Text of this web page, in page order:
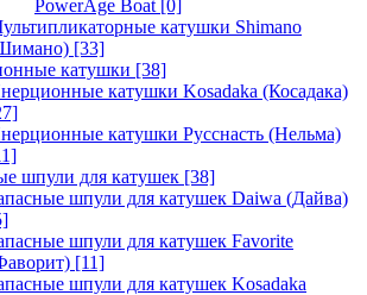
PowerAge Boat [0]
катушки Shimano
[33]
катушки [38]
катушки Kosadaka (Косадака)
катушки Русснасть (Нельма)
шпули для катушек [38]
шпули для катушек Daiwa (Дайва)
шпули для катушек Favorite
[11]
шпули для катушек Kosadaka